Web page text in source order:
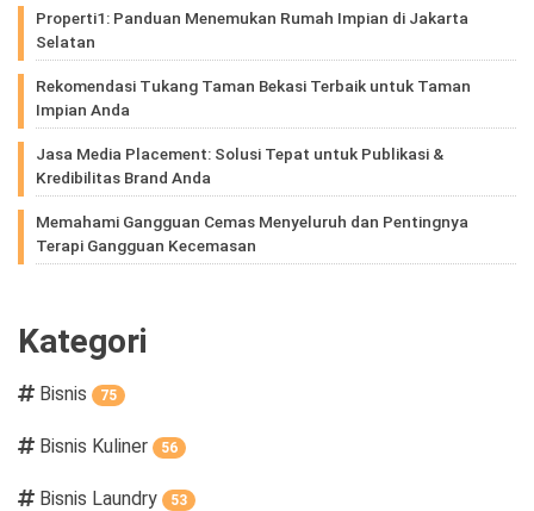
Properti1: Panduan Menemukan Rumah Impian di Jakarta
Selatan
Rekomendasi Tukang Taman Bekasi Terbaik untuk Taman
Impian Anda
Jasa Media Placement: Solusi Tepat untuk Publikasi &
Kredibilitas Brand Anda
Memahami Gangguan Cemas Menyeluruh dan Pentingnya
Terapi Gangguan Kecemasan
Kategori
Bisnis 75
Bisnis Kuliner 56
Bisnis Laundry 53